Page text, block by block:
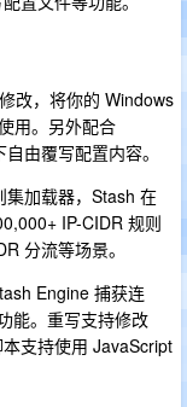
改，将你的 Windows
用。另外配合
由覆写配置内容。
集加载器，Stash 在
IP-CIDR 规则
分流等场景。
Engine 捕获连
能。重写支持修改
支持使用 JavaScript